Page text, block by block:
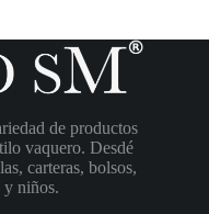
de productos
vaquero. Desdé
carteras, bolsos,
y niños.